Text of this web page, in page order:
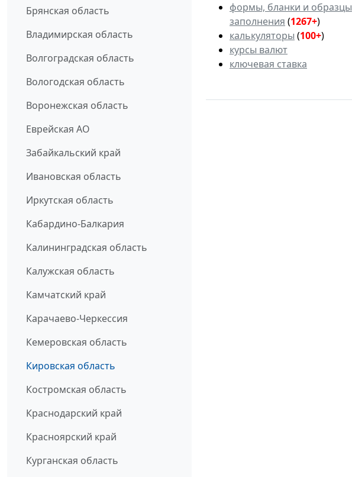
Брянская область
Владимирская область
Волгоградская область
Вологодская область
Воронежская область
Еврейская АО
Забайкальский край
Ивановская область
Иркутская область
Кабардино-Балкария
Калининградская область
Калужская область
Камчатский край
Карачаево-Черкессия
Кемеровская область
Кировская область
Костромская область
Краснодарский край
Красноярский край
Курганская область
формы, бланки и образцы
заполнения (1267+)
калькуляторы (100+)
курсы валют
ключевая ставка